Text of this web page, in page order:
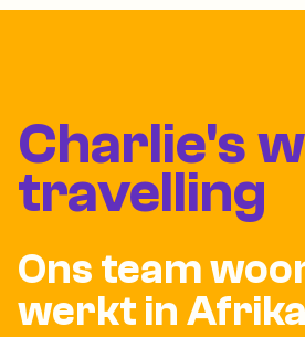
Charlie's
travelling
Ons team
werkt in Afrika